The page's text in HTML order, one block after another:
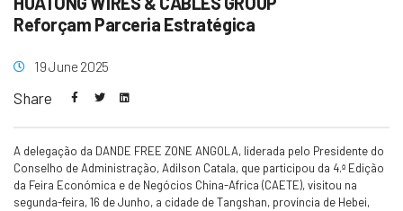
Reforçam Parceria Estratégica
19 June 2025
Share
A delegação da DANDE FREE ZONE ANGOLA, liderada pelo Presidente do
Conselho de Administração, Adilson Catala, que participou da 4.ª Edição
da Feira Económica e de Negócios China-Africa (CAETE), visitou na
segunda-feira, 16 de Junho, a cidade de Tangshan, província de Hebei,